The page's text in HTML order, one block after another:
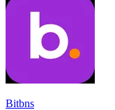
Bitbns